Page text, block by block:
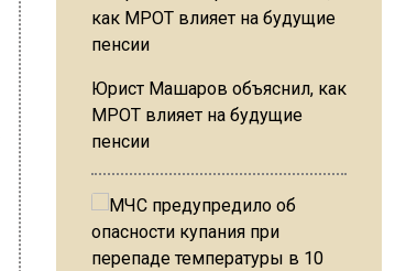
Юрист Машаров объяснил, как
МРОТ влияет на будущие
пенсии